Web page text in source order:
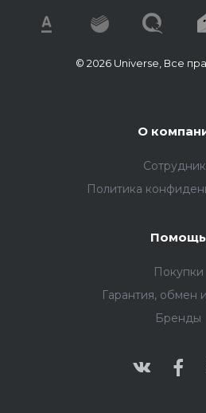
© 2026 Universe, Все
О
Политика
Помощь
Покупки
Гарантия, обмен
Бренды